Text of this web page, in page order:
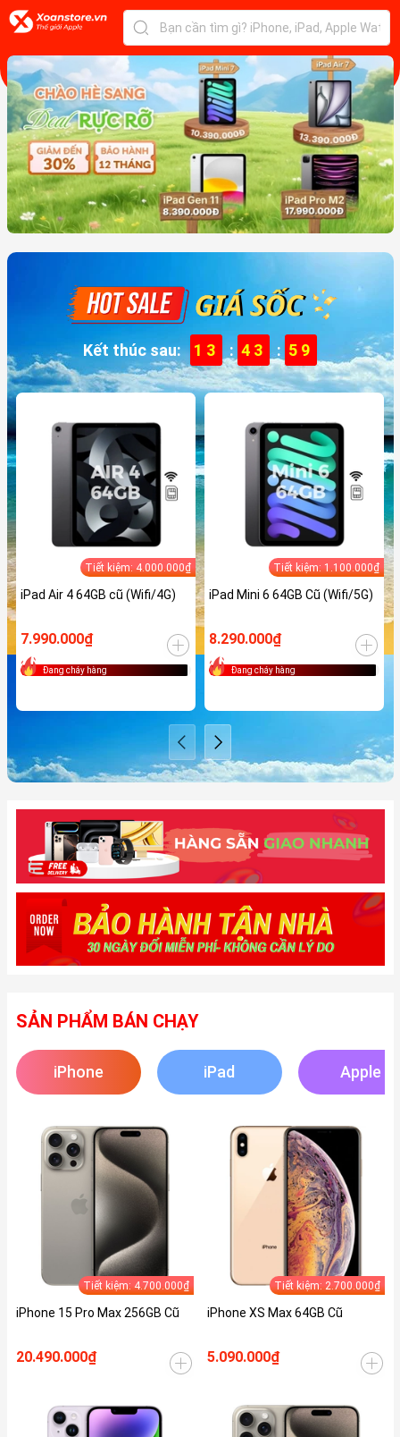
Kết thúc sau: 13 : 43 : 57
Tiết kiệm: 4.000.000₫
iPad Air 4 64GB cũ (Wifi/4G)
7.990.000₫
Đang cháy hàng
Tiết kiệm: 1.100.000₫
iPad Mini 6 64GB Cũ (Wifi/5G)
8.290.000₫
Đang cháy hàng
SẢN PHẨM BÁN CHẠY
iPhone iPad Apple
Tiết kiệm: 4.700.000₫
iPhone 15 Pro Max 256GB Cũ
20.490.000₫
Tiết kiệm: 2.700.000₫
iPhone XS Max 64GB Cũ
5.090.000₫